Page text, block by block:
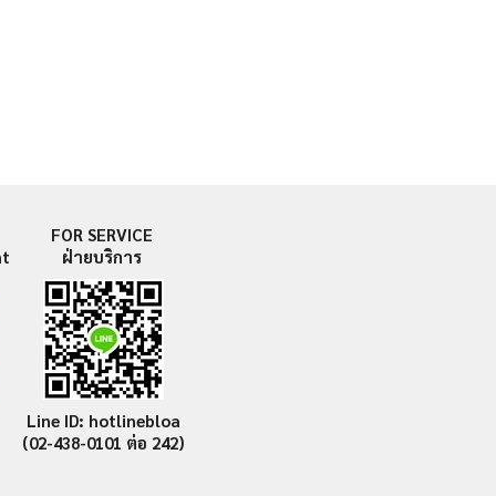
FOR SERVICE
ฝ่ายบริการ
Line ID: hotlinebloa
(02-438-0101 ต่อ 242)